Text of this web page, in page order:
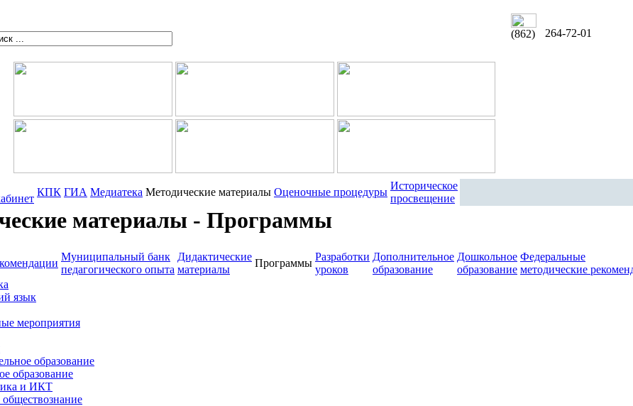
(862) 264-72-01
КПК ГИА Медиатека Методические материалы Оценочные процедуры
Историческое
просвещение
материалы - Программы
Муниципальный банк
педагогического опыта
Дидактические
материалы
Программы
Разработки
уроков
Дополнительное
образование
Дошкольное
образование
Федеральные
методические
язык
мероприятия
образование
образование
и ИКТ